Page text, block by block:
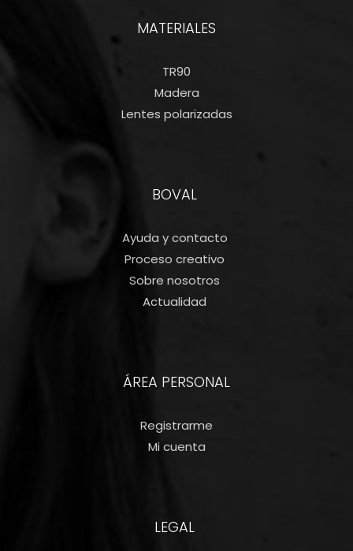
MATERIALES
TR90
Madera
Lentes polarizadas
BOVAL
Ayuda y contacto
Proceso creativo
Sobre nosotros
Actualidad
ÁREA PERSONAL
Registrarme
Mi cuenta
LEGAL